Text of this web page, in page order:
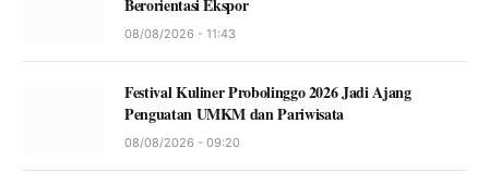
08/08/2026 - 11:43
Festival Kuliner Probolinggo 2026 Jadi Ajang
Penguatan UMKM dan Pariwisata
08/08/2026 - 09:20